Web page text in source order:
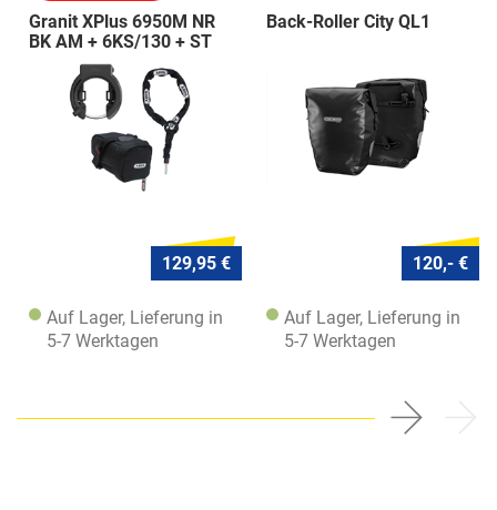
Granit XPlus 6950M NR
BK AM + 6KS/130 + ST
129,95 €
Auf Lager, Lieferung in
5-7 Werktagen
Back-Roller City QL1
120,- €
Auf Lager, Lieferung in
5-7 Werktagen